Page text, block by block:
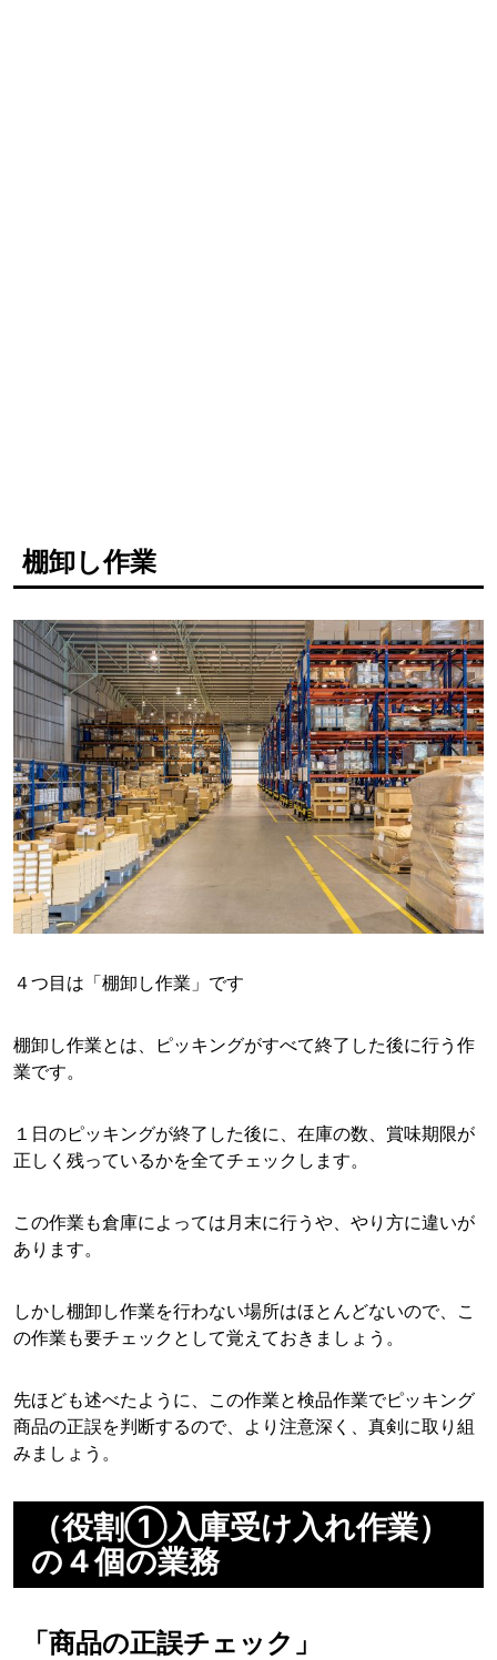
棚卸し作業
４つ目は「棚卸し作業」です
棚卸し作業とは、ピッキングがすべて終了した後に行う作
業です。
１日のピッキングが終了した後に、在庫の数、賞味期限が
正しく残っているかを全てチェックします。
この作業も倉庫によっては月末に行うや、やり方に違いが
あります。
しかし棚卸し作業を行わない場所はほとんどないので、こ
の作業も要チェックとして覚えておきましょう。
先ほども述べたように、この作業と検品作業でピッキング
商品の正誤を判断するので、より注意深く、真剣に取り組
みましょう。
（役割①入庫受け入れ作業）
の４個の業務
「商品の正誤チェック」